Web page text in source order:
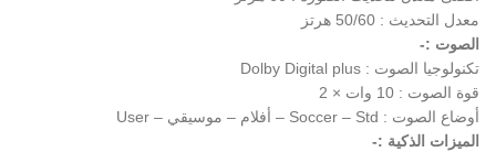
معدل التحديث : 50/60 هرتز
الصوت :-
تكنولوجيا الصوت : Dolby Digital plus
قوة الصوت : 10 وات × 2
أوضاع الصوت : Soccer – Std – أفلام – موسيقي – User
الميزات الذكية :-